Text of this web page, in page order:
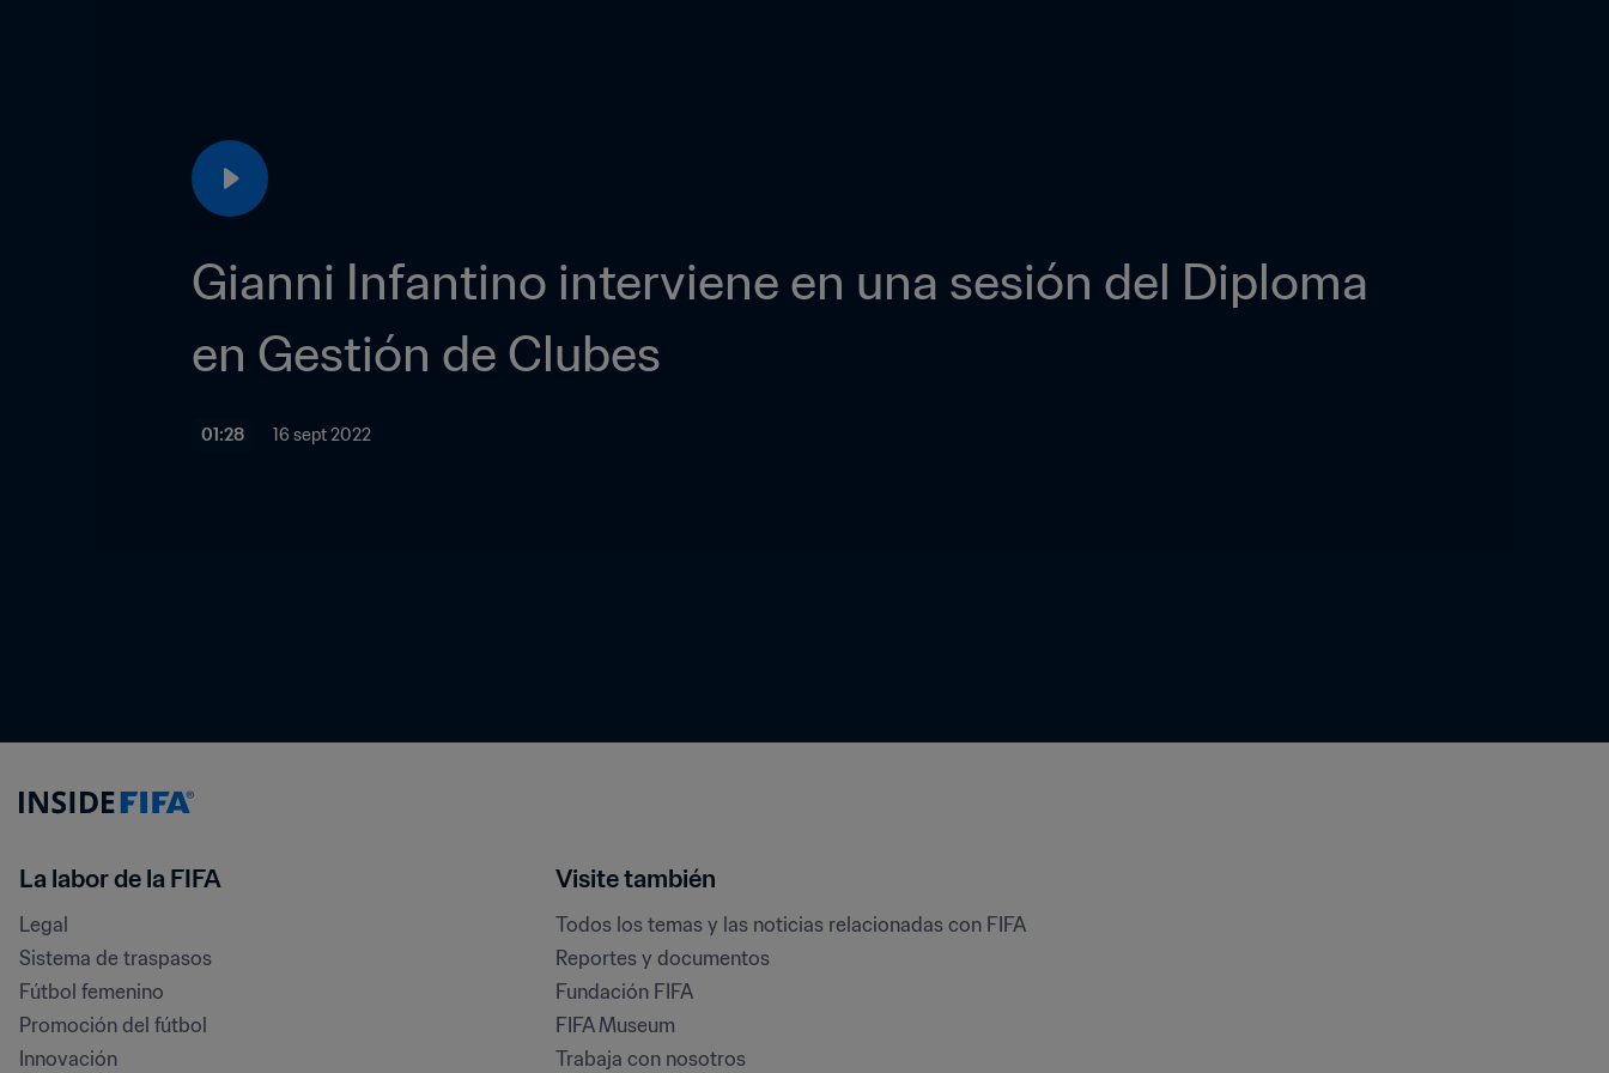
Gianni Infantino interviene en una sesión del Diploma
en Gestión de Clubes
01:28 16 sept 2022
La labor de la FIFA
Legal
Sistema de traspasos
Fútbol femenino
Promoción del fútbol
Innovación
Visite también
Todos los temas y las noticias relacionadas con FIFA
Reportes y documentos
Fundación FIFA
FIFA Museum
Trabaja con nosotros